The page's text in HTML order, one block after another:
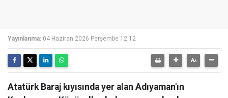
Yayınlanma: 04 Haziran 2026 Perşembe 12:12
Atatürk Baraj kıyısında yer alan Adıyaman'ın